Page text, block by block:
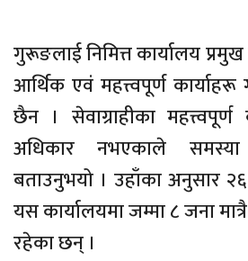
गुरूङलाई निमित्त कार्यालय
आर्थिक एवं महत्त्वपूर्ण
छैन । सेवाग्राहीका
अधिकार नभएकाले
बताउनुभयो । उहाँका अनुसार
यस कार्यालयमा जम्मा ८ जना
रहेका छन् ।